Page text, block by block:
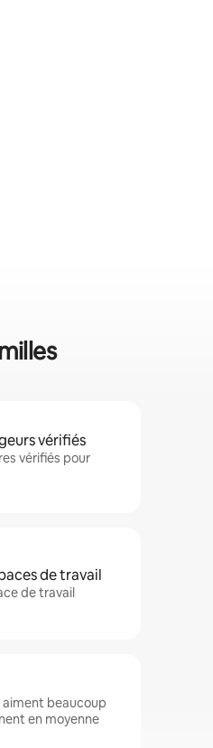
vérifiés
vérifiés pour
de travail
de travail
aiment beaucoup
en moyenne